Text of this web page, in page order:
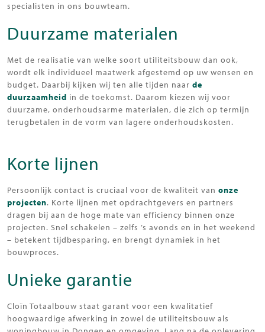
specialisten in ons bouwteam.
Duurzame materialen
Met de realisatie van welke soort utiliteitsbouw dan ook,
wordt elk individueel maatwerk afgestemd op uw wensen en
budget. Daarbij kijken wij ten alle tijden naar de
duurzaamheid in de toekomst. Daarom kiezen wij voor
duurzame, onderhoudsarme materialen, die zich op termijn
terugbetalen in de vorm van lagere onderhoudskosten.
Korte lijnen
Persoonlijk contact is cruciaal voor de kwaliteit van onze
projecten. Korte lijnen met opdrachtgevers en partners
dragen bij aan de hoge mate van efficiency binnen onze
projecten. Snel schakelen – zelfs ’s avonds en in het weekend
– betekent tijdbesparing, en brengt dynamiek in het
bouwproces.
Unieke garantie
Cloïn Totaalbouw staat garant voor een kwalitatief
hoogwaardige afwerking in zowel de utiliteitsbouw als